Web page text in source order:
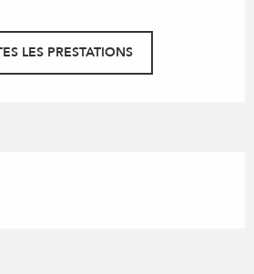
LES PRESTATIONS